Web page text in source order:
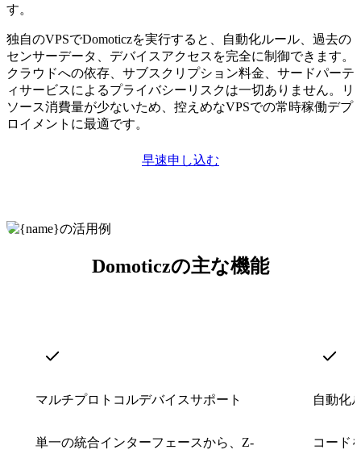
す。
独自のVPSでDomoticzを実行すると、自動化ルール、過去の
センサーデータ、デバイスアクセスを完全に制御できます。
クラウドへの依存、サブスクリプション料金、サードパーテ
ィサービスによるプライバシーリスクは一切ありません。リ
ソース消費量が少ないため、控えめなVPSでの常時稼働デプ
ロイメントに最適です。
早速申し込む
Domoticzの主な機能
マルチプロトコルデバイスサポート
単一の統合インターフェースから、Z-
自動化
コード